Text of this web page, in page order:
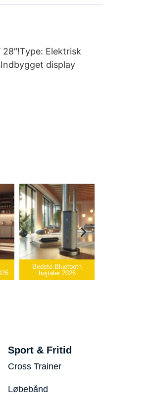
Elektrisk
display
Bedste Bluetooth
højtaler 2026
Sport & Fritid
Cross Trainer
Løbebånd